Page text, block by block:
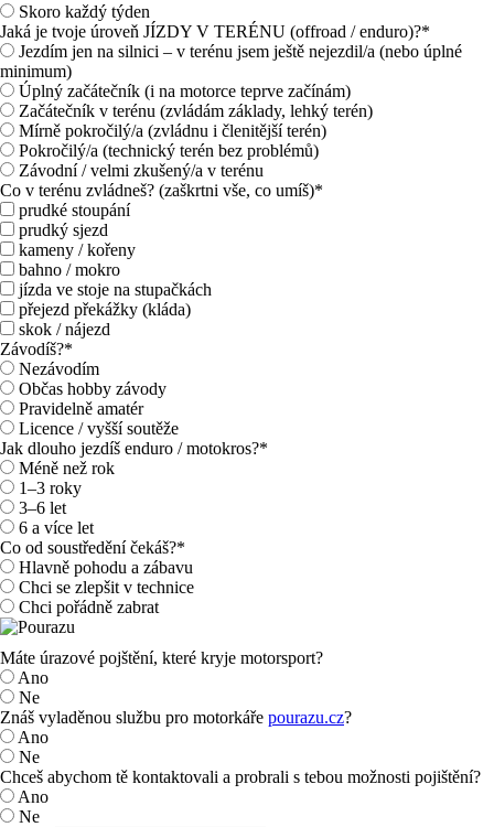
Skoro každý týden
Jaká je tvoje úroveň JÍZDY V TERÉNU (offroad / enduro)?*
Jezdím jen na silnici – v terénu jsem ještě nejezdil/a (nebo úplné
minimum)
Úplný začátečník (i na motorce teprve začínám)
Začátečník v terénu (zvládám základy, lehký terén)
Mírně pokročilý/a (zvládnu i členitější terén)
Pokročilý/a (technický terén bez problémů)
Závodní / velmi zkušený/a v terénu
Co v terénu zvládneš? (zaškrtni vše, co umíš)*
prudké stoupání
prudký sjezd
kameny / kořeny
bahno / mokro
jízda ve stoje na stupačkách
přejezd překážky (kláda)
skok / nájezd
Závodíš?*
Nezávodím
Občas hobby závody
Pravidelně amatér
Licence / vyšší soutěže
Jak dlouho jezdíš enduro / motokros?*
Méně než rok
1–3 roky
3–6 let
6 a více let
Co od soustředění čekáš?*
Hlavně pohodu a zábavu
Chci se zlepšit v technice
Chci pořádně zabrat
Máte úrazové pojštění, které kryje motorsport?
Ano
Ne
Znáš vyladěnou službu pro motorkáře pourazu.cz?
Ano
Ne
Chceš abychom tě kontaktovali a probrali s tebou možnosti pojištění?
Ano
Ne